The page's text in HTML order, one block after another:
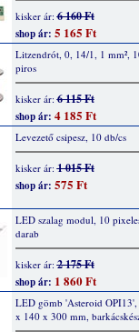
kisker ár:6 160 Ft
shop ár: 5 165 Ft
Litzendrót, 0, 14/1, 1 mm²,
piros
kisker ár:6 115 Ft
shop ár: 4 185 Ft
Levezető csipesz, 10 db/cs
kisker ár:1 015 Ft
shop ár: 575 Ft
LED szalag modul, 10
darab
kisker ár:2 175 Ft
shop ár: 1 860 Ft
LED gömb 'Asteroid
x 140 x 300 mm,